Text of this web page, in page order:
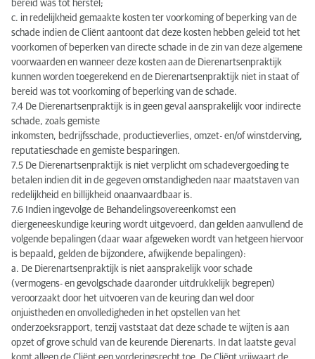
bereid was tot herstel;
c. in redelijkheid gemaakte kosten ter voorkoming of beperking van de
schade indien de Cliënt aantoont dat deze kosten hebben geleid tot het
voorkomen of beperken van directe schade in de zin van deze algemene
voorwaarden en wanneer deze kosten aan de Dierenartsenpraktijk
kunnen worden toegerekend en de Dierenartsenpraktijk niet in staat of
bereid was tot voorkoming of beperking van de schade.
7.4 De Dierenartsenpraktijk is in geen geval aansprakelijk voor indirecte
schade, zoals gemiste
inkomsten, bedrijfsschade, productieverlies, omzet- en/of winstderving,
reputatieschade en gemiste besparingen.
7.5 De Dierenartsenpraktijk is niet verplicht om schadevergoeding te
betalen indien dit in de gegeven omstandigheden naar maatstaven van
redelijkheid en billijkheid onaanvaardbaar is.
7.6 Indien ingevolge de Behandelingsovereenkomst een
diergeneeskundige keuring wordt uitgevoerd, dan gelden aanvullend de
volgende bepalingen (daar waar afgeweken wordt van hetgeen hiervoor
is bepaald, gelden de bijzondere, afwijkende bepalingen):
a. De Dierenartsenpraktijk is niet aansprakelijk voor schade
(vermogens- en gevolgschade daaronder uitdrukkelijk begrepen)
veroorzaakt door het uitvoeren van de keuring dan wel door
onjuistheden en onvolledigheden in het opstellen van het
onderzoeksrapport, tenzij vaststaat dat deze schade te wijten is aan
opzet of grove schuld van de keurende Dierenarts. In dat laatste geval